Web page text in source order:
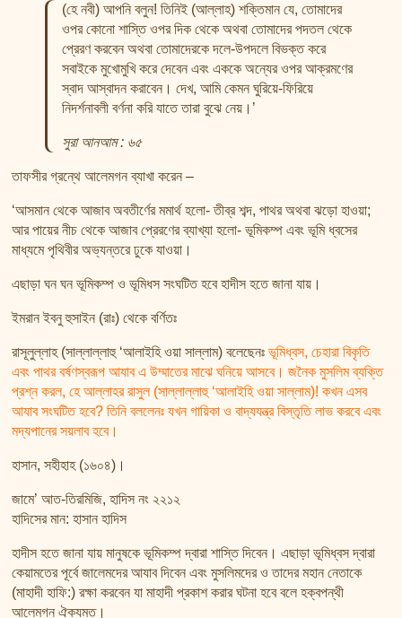
শায়খ আহমদ মুসা জিবরীলের বই সমূহ
(হে নবী) আপনি বলুন! তিনিই (আল্লাহ) শক্তিমান যে, তোমাদের
ওপর কোনো শাস্তি ওপর দিক থেকে অথবা তোমাদের পদতল থেকে
প্রেরণ করবেন অথবা তোমাদেরকে দলে-উপদলে বিভক্ত করে
সবাইকে মুখোমুখি করে দেবেন এবং এককে অন্যের ওপর আক্রমণের
স্বাদ আস্বাদন করাবেন। দেখ, আমি কেমন ঘুরিয়ে-ফিরিয়ে
নিদর্শনাবলী বর্ণনা করি যাতে তারা বুঝে নেয়।’
সুরা আনআম : ৬৫
তাফসীর গ্রন্থে আলেমগন ব্যাখা করেন –
‘আসমান থেকে আজাব অবতীর্ণের মমার্থ হলো- তীব্র শব্দ, পাথর অথবা ঝড়ো হাওয়া;
আর পায়ের নীচ থেকে আজাব প্রেরণের ব্যাখ্যা হলো- ভূমিকম্প এবং ভূমি ধ্বসের
মাধ্যমে পৃথিবীর অভ্যন্তরে ঢুকে যাওয়া।
এছাড়া ঘন ঘন ভূমিকম্প ও ভূমিধস সংঘটিত হবে হাদীস হতে জানা যায়।
ইমরান ইবনু হুসাইন (রাঃ) থেকে বর্ণিতঃ
রাসূলুল্লাহ (সাল্লাল্লাহু ‘আলাইহি ওয়া সাল্লাম) বলেছেনঃভূমিধ্বস, চেহারা বিকৃতি
এবং পাথর বর্ষণস্বরূপ আযাব এ উম্মাতের মাঝে ঘনিয়ে আসবে। জনৈক মুসলিম ব্যক্তি
প্রশ্ন করল, হে আল্লাহর রাসুল (সাল্লাল্লাহু ‘আলাইহি ওয়া সাল্লাম)! কখন এসব
আযাব সংঘটিত হবে? তিনি বললেনঃ যখন গায়িকা ও বাদ্যযন্ত্র বিস্তৃতি লাভ করবে এবং
মদ্যপানের সয়লাব হবে।
হাসান, সহীহাহ (১৬০৪)।
জামে’ আত-তিরমিজি, হাদিস নং ২২১২
হাদিসের মান: হাসান হাদিস
হাদীস হতে জানা যায় মানুষকে ভূমিকম্প দ্বারা শাস্তি দিবেন। এছাড়া ভূমিধ্বস দ্বারা
কেয়ামতের পূর্বে জালেমদের আযাব দিবেন এবং মুসলিমদের ও তাদের মহান নেতাকে
(মাহাদী হাফি:) রক্ষা করবেন যা মাহাদী প্রকাশ করার ঘটনা হবে বলে হক্বপন্থী
আলেমগন ঐক্যমত।